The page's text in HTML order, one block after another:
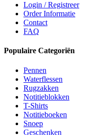
Login / Registreer
Order Informatie
Contact
FAQ
Populaire Categoriën
Pennen
Waterflessen
Rugzakken
Notitieblokken
T-Shirts
Notitieboeken
Snoep
Geschenken